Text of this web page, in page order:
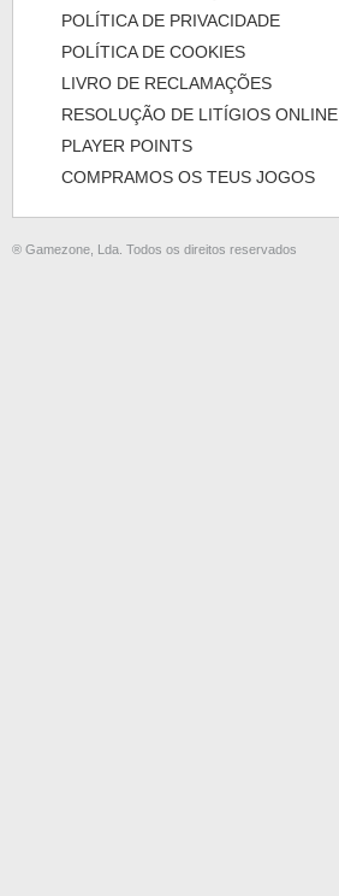
POLÍTICA DE PRIVACIDADE
POLÍTICA DE COOKIES
LIVRO DE RECLAMAÇÕES
RESOLUÇÃO DE LITÍGIOS ONLINE
PLAYER POINTS
COMPRAMOS OS TEUS JOGOS
® Gamezone, Lda. Todos os direitos reservados